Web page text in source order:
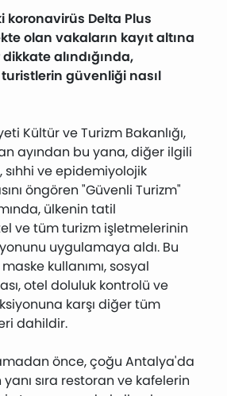
koronavirüs Delta Plus
olan vakaların kayıt altına
alındığında,
güvenliği nasıl
Kültür ve Turizm Bakanlığı,
ayından bu yana, diğer ilgili
ve epidemiyolojik
öngören "Güvenli Turizm"
ülkenin tatil
ve tüm turizm işletmelerinin
uygulamaya aldı. Bu
kullanımı, sosyal
otel doluluk kontrolü ve
karşı diğer tüm
dahildir.
önce, çoğu Antalya'da
sıra restoran ve kafelerin